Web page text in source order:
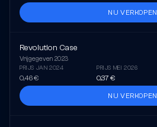
NU VERKOPEN
Revolution Case
Vrijgegeven 2023
PRIJS JAN 2024
0,46 €
PRIJS MEI 2026
0,37 €
NU VERKOPEN